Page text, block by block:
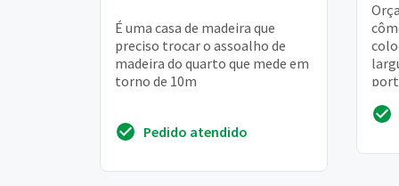
É uma casa de madeira que
preciso trocar o assoalho de
madeira do quarto que mede em
torno de 10m
Pedido atendido